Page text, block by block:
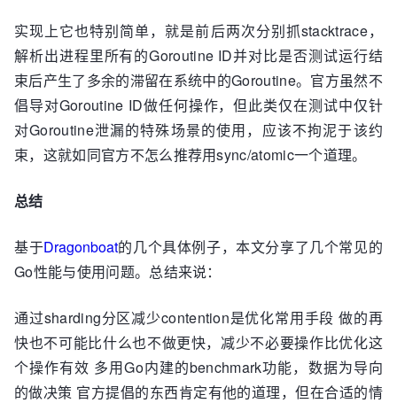
实现上它也特别简单，就是前后两次分别抓stacktrace，
解析出进程里所有的Goroutine ID并对比是否测试运行结
束后产生了多余的滞留在系统中的Goroutine。官方虽然不
倡导对Goroutine ID做任何操作，但此类仅在测试中仅针
对Goroutine泄漏的特殊场景的使用，应该不拘泥于该约
束，这就如同官方不怎么推荐用sync/atomic一个道理。
总结
基于Dragonboat的几个具体例子，本文分享了几个常见的
Go性能与使用问题。总结来说：
通过sharding分区减少contention是优化常用手段 做的再
快也不可能比什么也不做更快，减少不必要操作比优化这
个操作有效 多用Go内建的benchmark功能，数据为导向
的做决策 官方提倡的东西肯定有他的道理，但在合适的情